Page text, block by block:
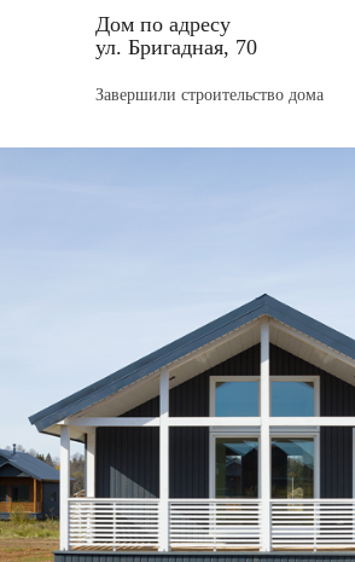
Завершили строительство дома
Дом по адресу
ул. Бригадная, 70